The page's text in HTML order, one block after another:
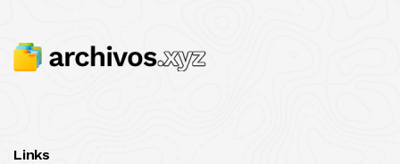
Links